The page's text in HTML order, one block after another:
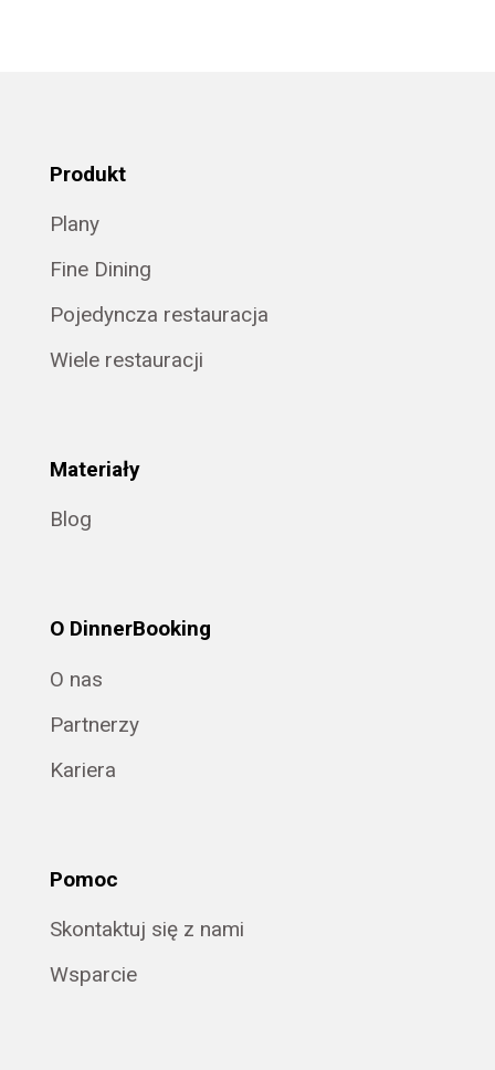
Produkt
Plany
Fine Dining
Pojedyncza restauracja
Wiele restauracji
Materiały
Blog
O DinnerBooking
O nas
Partnerzy
Kariera
Pomoc
Skontaktuj się z nami
Wsparcie